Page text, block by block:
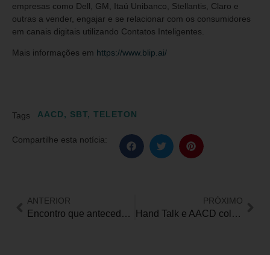
empresas como Dell, GM, Itaú Unibanco, Stellantis, Claro e
outras a vender, engajar e se relacionar com os consumidores
em canais digitais utilizando Contatos Inteligentes.
Mais informações em https://www.blip.ai/
Tags AACD, SBT, TELETON
Compartilhe esta notícia:
ANTERIOR
Encontro que antecede o G20 discute os direitos das pessoas com deficiência
PRÓXIMO
Hand Talk e AACD colaboram para aumentar acessibilidade do site do Teleton